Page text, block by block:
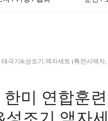
극기&성조기 액자세트 (특전사액자
미 연합훈